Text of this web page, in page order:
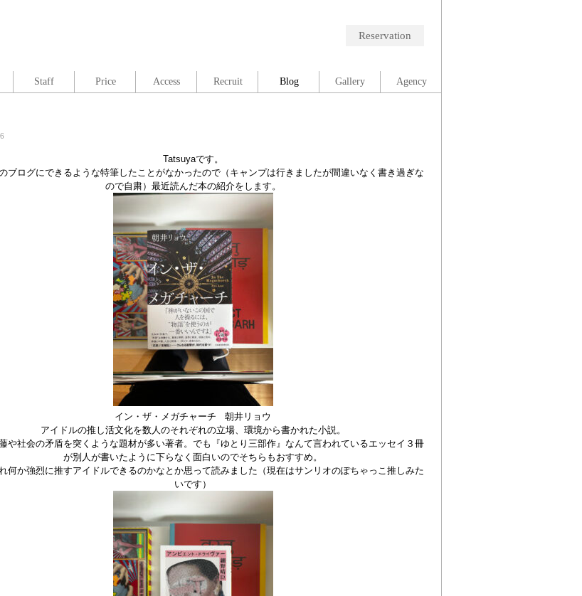
Reservation
Tatsuyaです。
ブログにできるような特筆したことがなかったので（キャンプは行きましたが間違いなく書き過ぎな
ので自粛）最近読んだ本の紹介をします。
イン・ザ・メガチャーチ 朝井リョウ
アイドルの推し活文化を数人のそれぞれの立場、環境から書かれた小説。
や社会の矛盾を突くような題材が多い著者。でも『ゆとり三部作』なんて言われているエッセイ３冊
が別人が書いたように下らなく面白いのでそちらもおすすめ。
何か強烈に推すアイドルできるのかなとか思って読みました（現在はサンリオのぽちゃっこ推しみた
いです）
Staff Price Access Recruit Blog Gallery Agency